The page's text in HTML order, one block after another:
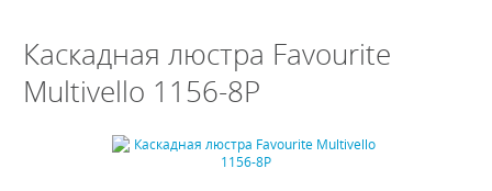
Каскадная люстра Favourite
Multivello 1156-8P